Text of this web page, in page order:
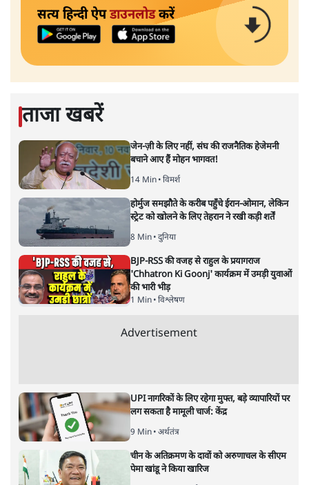
सत्य हिन्दी ऐपडाउनलोडकरें
ताजा खबरें
जेन-ज़ी के लिए नहीं, संघ की राजनैतिक हेजेमनी
बचाने आए हैं मोहन भागवत!
14 Min• विमर्श
होर्मुज समझौते के करीब पहुँचे ईरान-ओमान, लेकिन
स्ट्रेट को खोलने के लिए तेहरान ने रखी कड़ी शर्तें
8 Min• दुनिया
BJP-RSS की वजह से राहुल के प्रयागराज
'Chhatron Ki Goonj' कार्यक्रम में उमड़ी युवाओं
की भारी भीड़
1 Min• विश्लेषण
Advertisement
UPI नागरिकों के लिए रहेगा मुफ्त, बड़े व्यापारियों पर
लग सकता है मामूली चार्ज: केंद्र
9 Min• अर्थतंत्र
चीन के अतिक्रमण के दावों को अरुणाचल के सीएम
पेमा खांडू ने किया खारिज